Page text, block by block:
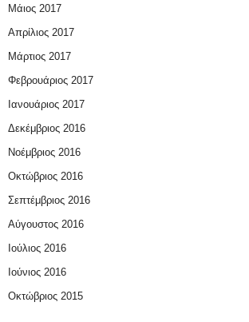
Μάιος 2017
Απρίλιος 2017
Μάρτιος 2017
Φεβρουάριος 2017
Ιανουάριος 2017
Δεκέμβριος 2016
Νοέμβριος 2016
Οκτώβριος 2016
Σεπτέμβριος 2016
Αύγουστος 2016
Ιούλιος 2016
Ιούνιος 2016
Οκτώβριος 2015